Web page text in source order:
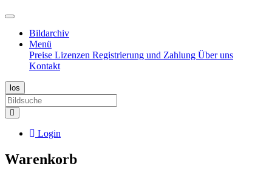
Bildarchiv
Menü
Preise Lizenzen Registrierung und Zahlung Über uns
Kontakt
Login
Warenkorb